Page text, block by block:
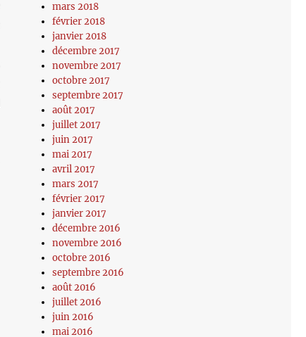
mars 2018
février 2018
janvier 2018
décembre 2017
novembre 2017
octobre 2017
septembre 2017
août 2017
juillet 2017
juin 2017
mai 2017
avril 2017
mars 2017
février 2017
janvier 2017
décembre 2016
novembre 2016
octobre 2016
septembre 2016
août 2016
juillet 2016
juin 2016
mai 2016